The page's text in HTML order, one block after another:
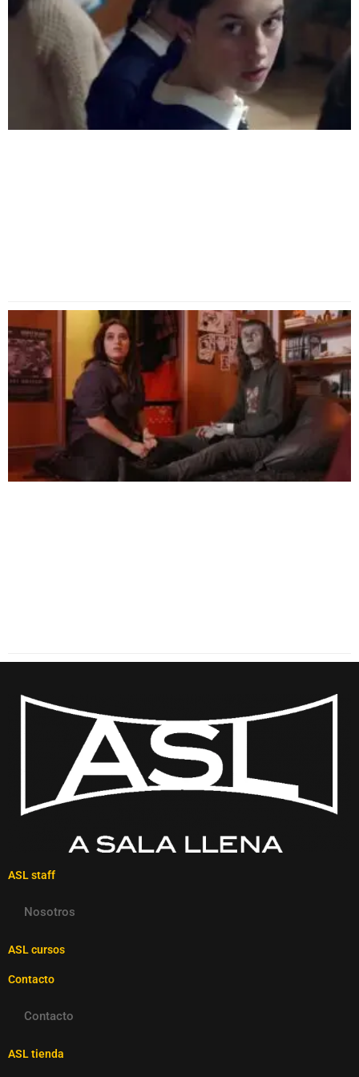
ASL staff
Nosotros
ASL cursos
Contacto
Contacto
ASL tienda